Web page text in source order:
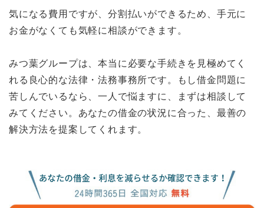
気になる費用ですが、分割払いができるため、手元に
お金がなくても気軽に相談ができます。
みつ葉グループは、本当に必要な手続きを見極めてく
れる良心的な法律・法務事務所です。もし借金問題に
苦しんでいるなら、一人で悩ますに、まずは相談して
みてください。あなたの借金の状況に合った、最善の
解決方法を提案してくれます。